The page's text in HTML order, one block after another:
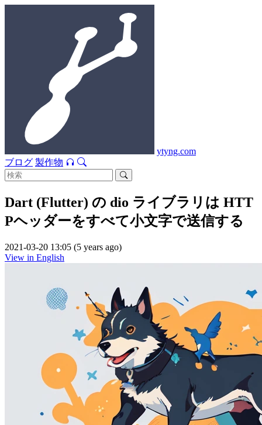
ytyng.com
ブログ 製作物
Dart (Flutter) の dio ライブラリは HTT
Pヘッダーをすべて小文字で送信する
2021-03-20 13:05 (5 years ago)
View in English